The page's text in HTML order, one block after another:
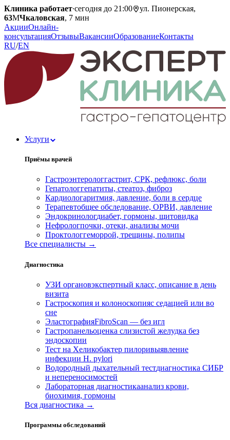
Клиника работает·сегодня до 21:00
ул. Пионерская,
63МЧкаловская, 7 мин
АкцииОнлайн-
консультацияОтзывыВакансииОбразованиеКонтакты
RU/EN
Услуги
Приёмы врачей
Гастроэнтерологгастрит, СРК, рефлюкс, боли
Гепатологгепатиты, стеатоз, фиброз
Кардиологаритмия, давление, боли в сердце
Терапевтобщее обследование, ОРВИ, давление
Эндокринологдиабет, гормоны, щитовидка
Нефрологпочки, отеки, анализы мочи
Проктологгеморрой, трещины, полипы
Все специалисты →
Диагностика
УЗИ органовэкспертный класс, описание в день
визита
Гастроскопия и колоноскопияс седацией или во
сне
ЭластографияFibroScan — без игл
Гастропанельоценка слизистой желудка без
эндоскопии
Тест на Хеликобактер пилоривыявление
инфекции H. pylori
Водородный дыхательный тестдиагностика СИБР
и непереносимостей
Лабораторная диагностикаанализ крови,
биохимия, гормоны
Вся диагностика →
Программы обследований